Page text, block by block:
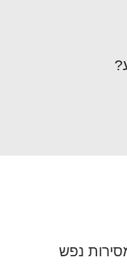
נפש